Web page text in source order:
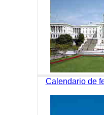
Calendario de